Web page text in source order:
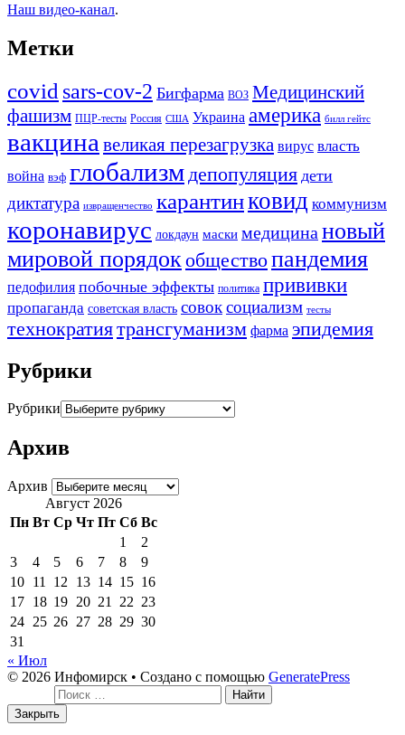
Наш видео-канал.
Метки
covid sars-cov-2 Бигфарма ВОЗ Медицинский
фашизм ПЦР-тесты Россия США Украина америка билл гейтс
вакцина великая перезагрузка вирус власть
война вэф глобализм депопуляция дети
диктатура извращенчество карантинковид коммунизм
коронавирус локдаун маски медицина новый
мировой порядок обществопандемия
педофилия побочные эффекты политика прививки
пропаганда советская власть совоксоциализм тесты
технократиятрансгуманизм фарма эпидемия
Рубрики
Рубрики
Архив
Архив
Август 2026
Пн Вт Ср Чт Пт Сб Вс
1
2
3
4 5 6 7 8
9
10 11 12 13 14 15 16
17 18 19 20 21 22 23
24 25 26 27 28 29 30
31
« Июл
© 2026 Инфомирск • Создано с помощью GeneratePress
Закрыть